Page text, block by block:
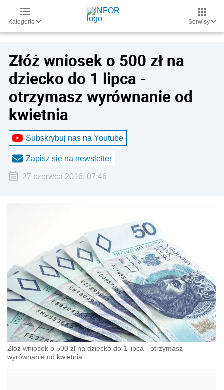
Kategorie Serwisy
Złóż wniosek o 500 zł na
dziecko do 1 lipca -
otrzymasz wyrównanie od
kwietnia
Subskrybuj nas na Youtube
Zapisz się na newsletter
27 czerwca 2016, 07:46
Złóż wniosek o 500 zł na dziecko do 1 lipca - otrzymasz
wyrównanie od kwietnia